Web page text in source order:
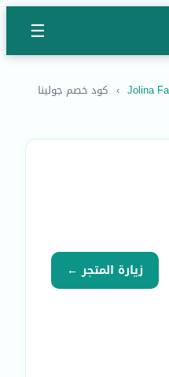
☰
› كود خصم جولينا
زيارة المتجر ←